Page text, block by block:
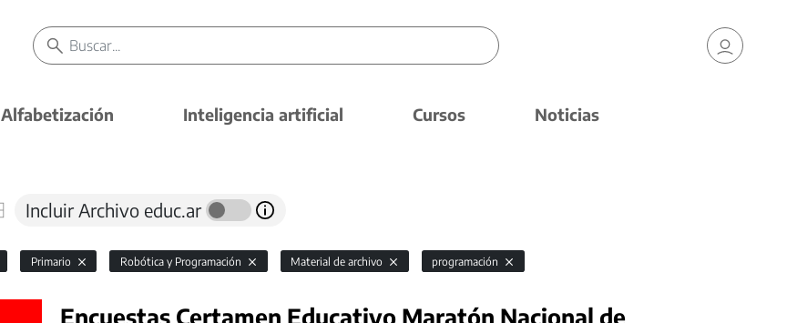
Alfabetización Inteligencia artificial Cursos Noticias
Incluir Archivo educ.ar
Primario Robótica y Programación Material de archivo programación
Encuestas Certamen Educativo Maratón Nacional de